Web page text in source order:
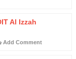
Al Izzah
Add Comment